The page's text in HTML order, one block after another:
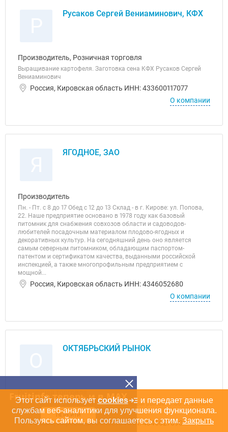
Русаков Сергей Вениаминович, КФХ
Производитель, Розничная торговля
Выращивание картофеля. Заготовка сена КФХ Русаков Сергей
Вениаминович
Россия, Кировская область ИНН: 433600117077
О компании
ЯГОДНОЕ, ЗАО
Производитель
Пн. - Пт. с 8 до 17 Обед с 12 до 13 Склад - в г. Кирове: ул. Попова,
22. Наше предприятие основано в 1978 году как базовый
питомник для снабжения совхозов области и садоводов-
любителей посадочным материалом плодово-ягодных и
декоративных культур. На сегодняшний день оно является
самым северным питомником, обладающим паспортом-
патентом и сертификатом качества, выданными российской
инспекцией, а также многопрофильным предприятием с
мощной...
Россия, Кировская область ИНН: 4346052680
О компании
ОКТЯБРЬСКИЙ РЫНОК
розн.торговля филиал МУП ""Центральный рынок"" 7.00-19.00, пн.-
пт., без обеда
Россия, Кировская область ИНН: 4345027890
Fruitinfo теперь и в MAX
ПЕРЕЙТИ
Этот сайт использует cookies
и передает данные
службам веб-аналитики для улучшения функционала.
Пользуясь сайтом, вы соглашаетесь с этим. Закрыть